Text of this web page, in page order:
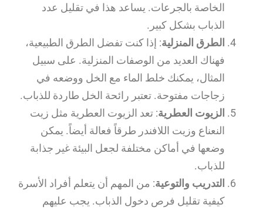
الخاصة بالجرعات. يساعد هذا في تقليل عدد
الذباب بشكل كبير.
الطرق المنزلية: إذا كنت تفضل الطرق الطبيعية،
فهناك العديد من الوصفات المنزلية. على سبيل
المثال، يمكنك خلط الماء مع الخل ووضعه في
زجاجات مفتوحة. تعتبر رائحة الخل طاردة للذباب.
الزيوت العطرية: تعد الزيوت العطرية مثل زيت
النعناع وزيت اللافندر طرقاً فعالة أيضاً. يمكن
وضعها في أماكن مختلفة لجعل البيئة غير جذابة
للذباب.
التدريب والتوعية: من المهم أن يتعلم أفراد الأسرة
كيفية تقليل فرص دخول الذباب. يجب عليهم